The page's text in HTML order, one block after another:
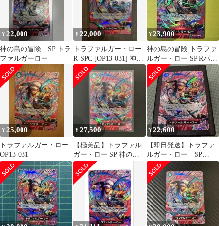
¥ 22,000
神の島の冒険 SP トラ
ファルガーロー
¥ 22,000
トラファルガー・ロー
R-SPC [OP13-031] 神の
島の冒険
¥23,900
神の島の冒険 トラファ
ルガー・ロー SP Rパラ
レル OP13-031
¥25,000
トラファルガー・ロー
OP13-031
¥27,500
【極美品】トラファル
ガー・ロー SP 神の島
の冒険
¥22,600
【即日発送】トラファ
ルガー・ロー SP
OP13-031